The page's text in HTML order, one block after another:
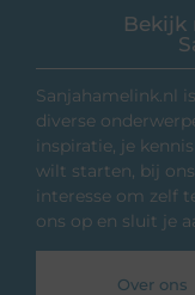
Bekijk
Sanjahamelink.nl
diverse
inspiratie, je
wilt starten, bij
interesse om zelf
ons op en sluit je
Over ons